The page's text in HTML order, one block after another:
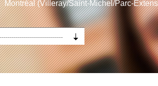
Montréal (Villeray/Saint-Michel/Parc-